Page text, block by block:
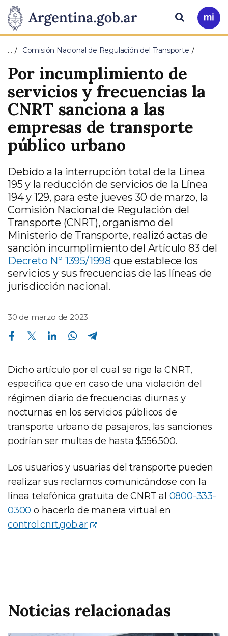
Presidencia
de
la
Nación
Pasar al contenido principal
Ir
a
Buscar
… Comisión Nacional de Regulación del Transporte
Por incumplimiento de
servicios y frecuencias la
CNRT sanciona a las
empresas de transporte
público urbano
Debido a la interrupción total de la Línea
195 y la reducción de servicios de la Línea
194 y 129, para este jueves 30 de marzo, la
Comisión Nacional de Regulación del
Transporte (CNRT), organismo del
Ministerio de Transporte, realizó actas de
sanción incumplimiento del Artículo 83 del
Decreto Nº 1395/1998 que establece los
servicios y sus frecuencias de las líneas de
jurisdicción nacional.
30 de marzo de 2023
Compartir en Facebook Compartir en Twitter Compartir en Linkedin Compartir en Whatsapp
Dicho artículo por el cual se rige la CNRT,
especifica que en caso de una violación del
régimen diario de frecuencias diurnas y
nocturnas en los servicios públicos de
transporte urbano de pasajeros, las sanciones
podrían ser multas de hasta $556.500.
Los usuarios y usuarias del transporte pueden
realizar sus reclamos comunicándose con la
línea telefónica gratuita de CNRT al 0800-333-
0300 o hacerlo de manera virtual en
control.cnrt.gob.ar
Noticias relacionadas